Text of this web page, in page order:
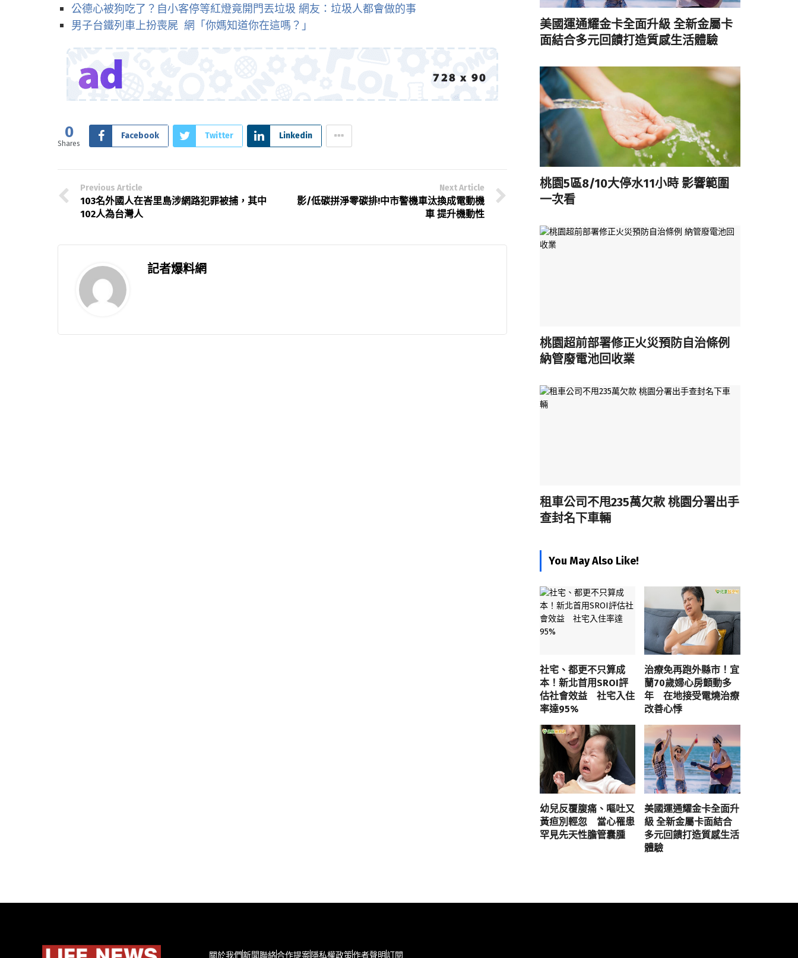
公德心被狗吃了？自小客停等紅燈竟開門丟垃圾 網友：垃圾人都會做的事
男子台鐵列車上扮喪屍 網「你媽知道你在這嗎？」
0
Shares
Facebook Twitter Linkedin
Previous Article
103名外國人在峇里島涉網路犯罪被捕，其中
102人為台灣人
Next Article
影/低碳拼淨零碳排!中市警機車汰換成電動機
車 提升機動性
記者爆料網
美國運通耀金卡全面升級 全新金屬卡
面結合多元回饋打造質感生活體驗
桃園5區8/10大停水11小時 影響範圍
一次看
桃園超前部署修正火災預防自治條例
納管廢電池回收業
租車公司不甩235萬欠款 桃園分署出手
查封名下車輛
You May Also Like!
社宅、都更不只算成
本！新北首用SROI評
估社會效益 社宅入住
率達95%
治療免再跑外縣市！宜
蘭70歲婦心房顫動多
年 在地接受電燒治療
改善心悸
幼兒反覆腹痛、嘔吐又
黃疸別輕忽 當心罹患
罕見先天性膽管囊腫
美國運通耀金卡全面升
級 全新金屬卡面結合
多元回饋打造質感生活
體驗
關於我們新聞聯絡合作提案隱私權政策作者聲明訂閱